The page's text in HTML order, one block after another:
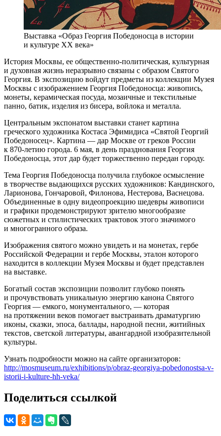
Выставка «Образ Георгия Победоносца в истории
и культуре ХХ века»
История Москвы, ее общественно-политическая, культурная
и духовная жизнь неразрывно связаны с образом Святого
Георгия. В экспозицию войдут предметы из коллекции Музея
Москвы с изображением Георгия Победоносца: живопись,
монеты, керамическая посуда, мозаичные и текстильные
панно, батик, изделия из бисера, войлока и металла.
Центральным экспонатом выставки станет картина
греческого художника Костаса Эфимидиса «Святой Георгий
Победоносец». Картина — дар Москве от греков России
к 870-летию города. 6 мая, в день празднования Георгия
Победоносца, этот дар будет торжественно передан городу.
Тема Георгия Победоносца получила глубокое осмысление
в творчестве выдающихся русских художников: Кандинского,
Ларионова, Гончаровой, Филонова, Нестерова, Васнецова.
Объединенные в одну видеопроекцию шедевры живописи
и графики продемонстрируют зрителю многообразие
сюжетных и стилистических трактовок этого значимого
и многогранного образа.
Изображения святого можно увидеть и на монетах, гербе
Российской Федерации и гербе Москвы, эталон которого
находится в коллекции Музея Москвы и будет представлен
на выставке.
Богатый состав экспозиции позволит глубоко понять
и прочувствовать уникальную энергию канона Святого
Георгия — емкого, монументального, — которая
на протяжении веков помогает выстраивать драматургию
иконы, сказки, эпоса, баллады, народной песни, житийных
текстов, светской литературы, авангардной изобразительной
культуры.
Узнать подробности можно на сайте организаторов:
http://mosmuseum.ru/exhibitions/p/obraz-georgiya-pobedonostsa-v-
istorii-i-kulture-hh-veka/
Поделиться ссылкой